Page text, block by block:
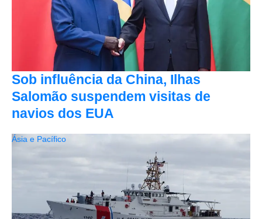
Sob influência da China, Ilhas
Salomão suspendem visitas de
navios dos EUA
Ásia e Pacífico